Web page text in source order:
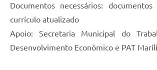
Documentos necessários:
currículo atualizado
Apoio: Secretaria Municipal do
Desenvolvimento Econômico e PAT